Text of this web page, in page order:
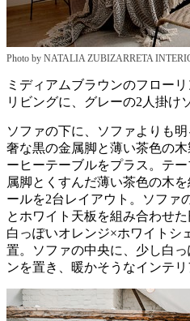
Photo by NATALIA ZUBIZARRETA
ミディアムブラウンのフロー
リビングに、グレーの2人掛け
ソファの下に、ソファよりも
奢な黒の金属脚と薄い茶色の
ーヒーテーブルをプラス。テ
属脚とくすんだ薄い茶色の木
ールを2台レイアウト。ソファ
とホワイト天板を組み合わせ
白っぽいオレンジ×ホワイトシ
置。ソファの中央に、少し白
ンを置き、暖かそうなインテリ